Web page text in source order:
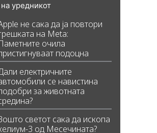
уредникот
не сака да ја повтори
на Meta:
очила
подоцна
електричните
се навистина
за животната
светот сака да ископа
3 од Месечината?